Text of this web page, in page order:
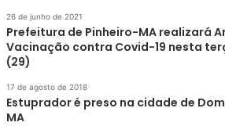
26 de junho de 2021
Prefeitura de Pinheiro-MA realizará
Vacinação contra Covid-19 nesta
(29)
17 de agosto de 2018
Estuprador é preso na cidade de
MA